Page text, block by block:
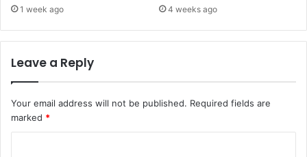
1 week ago 4 weeks ago
Leave a Reply
Your email address will not be published. Required fields are
marked *